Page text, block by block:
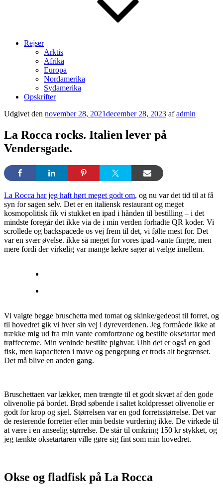
Rejser
Arktis
Afrika
Europa
Nordamerika
Sydamerika
Opskrifter
Udgivet den november 28, 2021december 28, 2023 afadmin
La Rocca rocks. Italien lever på
Vendersgade.
La Rocca har jeg haft hørt meget godt om, og nu var det tid til at få
syn for sagen selv. Det er en italiensk restaurant og meget
kosmopolitisk fik vi stukket en ipad i hånden til bestilling – i det
mindste foregår det ikke via de i min verden forhadte QR koder. Vi
scrollede og backspacede os vej frem til det, vi følte mest for. Det
var en svær øvelse. ikke så meget for vores ipad-vante fingre, men
mere fordi der virkelig var mange lækre sager at vælge imellem.
Vi valgte begge bruschetta med tomat og skinke/gedeost til forret, og
til hovedret gik vi hver sin vej i dyreverdenen. Jeg formåede ikke at
trække mig ud fra min vante comfortzone og bestilte oksetartar med
trøffecreme. Min veninde bestilte pighvar. Uhh det er også en god
fisk, men kapaciteten i mave og pengepung er trods alt begrænset.
Det må blive en anden gang.
Bruschettaen var lækker, men trængte til et godt skvæt af den gode
olivenolie på bordet. Brød søbende i saltet koldpresset olivenolie er
godt for krop og sjæl. Størrelsen var en god forretsstørrelse. Det var
de resterende forretter efter min bedste vurdering ikke. De virkede til
at være i en anseelig størrelse. De står til omkring 150 kr stykket, og
jeg tænkte oksetartaren ville gøre sig fint som min hovedret.
Okse og fladfisk på La Rocca